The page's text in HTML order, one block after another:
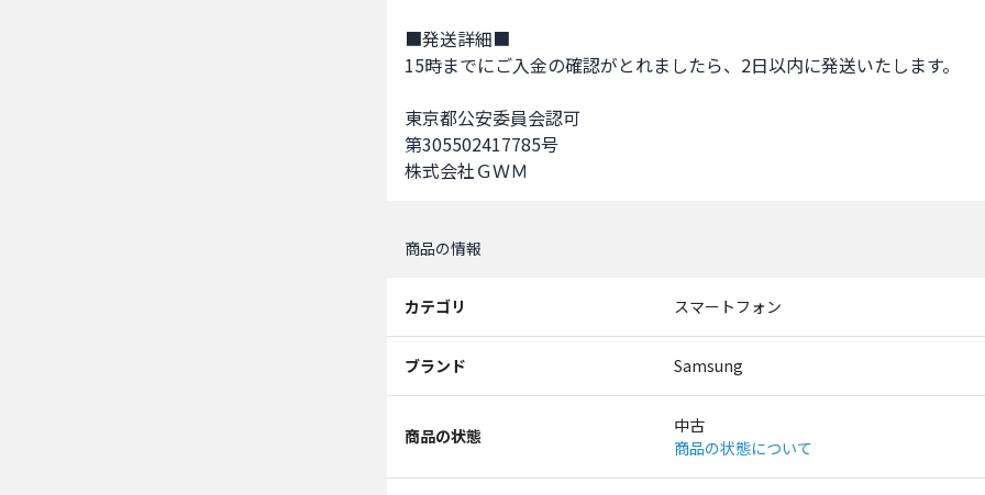
■発送詳細■
15時までにご入金の確認がとれましたら、2日以内に発送いたします。
東京都公安委員会認可
第305502417785号
株式会社ＧＷＭ
商品の情報
カテゴリ スマートフォン
ブランド Samsung
商品の状態
中古
商品の状態について